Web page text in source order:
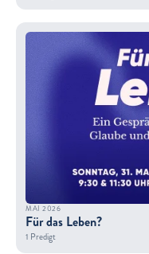
MAI 2026
Für das Leben?
1 Predigt